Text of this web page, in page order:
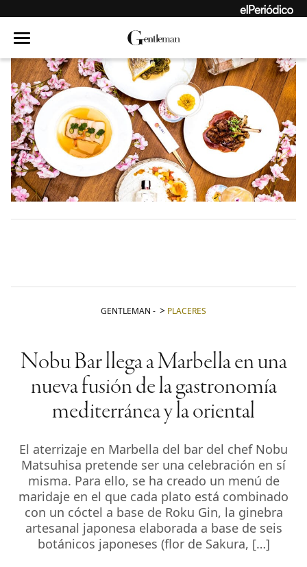
GENTLEMAN - PLACERES
Nobu Bar llega a Marbella en una
nueva fusión de la gastronomía
mediterránea y la oriental
El aterrizaje en Marbella del bar del chef Nobu
Matsuhisa pretende ser una celebración en sí
misma. Para ello, se ha creado un menú de
maridaje en el que cada plato está combinado
con un cóctel a base de Roku Gin, la ginebra
artesanal japonesa elaborada a base de seis
botánicos japoneses (flor de Sakura, […]